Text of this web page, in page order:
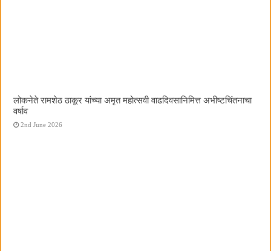
लोकनेते रामशेठ ठाकूर यांच्या अमृत महोत्सवी वाढदिवसानिमित्त अभीष्टचिंतनाचा
वर्षाव
2nd June 2026